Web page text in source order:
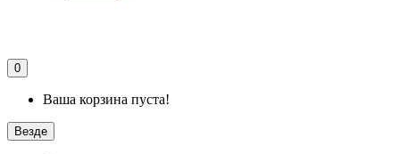
0
Ваша корзина пуста!
Везде